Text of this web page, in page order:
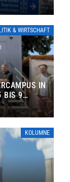
& WIRTSCHAFT
IN
BIS 9
KOLUMNE